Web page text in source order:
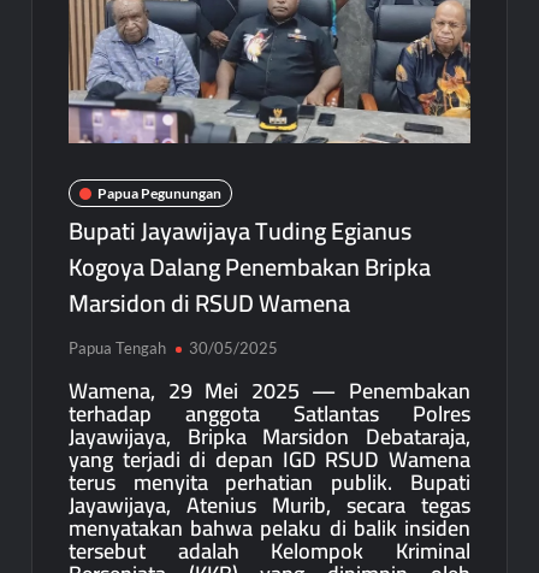
Papua Pegunungan
Bupati Jayawijaya Tuding Egianus
Kogoya Dalang Penembakan Bripka
Marsidon di RSUD Wamena
Papua Tengah 30/05/2025
Wamena, 29 Mei 2025 — Penembakan
terhadap anggota Satlantas Polres
Jayawijaya, Bripka Marsidon Debataraja,
yang terjadi di depan IGD RSUD Wamena
terus menyita perhatian publik. Bupati
Jayawijaya, Atenius Murib, secara tegas
menyatakan bahwa pelaku di balik insiden
tersebut adalah Kelompok Kriminal